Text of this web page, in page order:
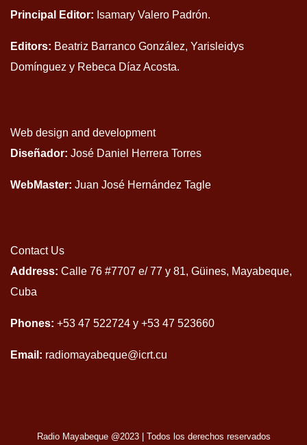
Principal Editor: Isamary Valero Padrón.
Editors: Beatriz Barranco González, Yarisleidys
Domínguez y Rebeca Díaz Acosta.
Web design and development
Diseñador: José Daniel Herrera Torres
WebMaster: Juan José Hernández Tagle
Contact Us
Address: Calle 76 #7707 e/ 77 y 81, Güines, Mayabeque,
Cuba
Phones: +53 47 522724 y +53 47 523660
Email: radiomayabeque@icrt.cu
Radio Mayabeque @2023 Todos los derechos reservados